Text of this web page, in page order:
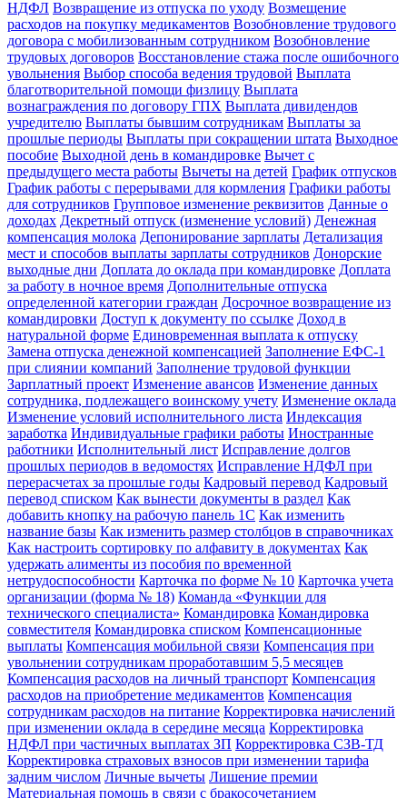
НДФЛ Возвращение из отпуска по уходу Возмещение
расходов на покупку медикаментов Возобновление трудового
договора с мобилизованным сотрудником Возобновление
трудовых договоров Восстановление стажа после ошибочного
увольнения Выбор способа ведения трудовой Выплата
благотворительной помощи физлицу Выплата
вознаграждения по договору ГПХ Выплата дивидендов
учредителю Выплаты бывшим сотрудникам Выплаты за
прошлые периоды Выплаты при сокращении штата Выходное
пособие Выходной день в командировке Вычет с
предыдущего места работы Вычеты на детей График отпусков
График работы с перерывами для кормления Графики работы
для сотрудников Групповое изменение реквизитов Данные о
доходах Декретный отпуск (изменение условий) Денежная
компенсация молока Депонирование зарплаты Детализация
мест и способов выплаты зарплаты сотрудников Донорские
выходные дни Доплата до оклада при командировке Доплата
за работу в ночное время Дополнительные отпуска
определенной категории граждан Досрочное возвращение из
командировки Доступ к документу по ссылке Доход в
натуральной форме Единовременная выплата к отпуску
Замена отпуска денежной компенсацией Заполнение ЕФС-1
при слиянии компаний Заполнение трудовой функции
Зарплатный проект Изменение авансов Изменение данных
сотрудника, подлежащего воинскому учету Изменение оклада
Изменение условий исполнительного листа Индексация
заработка Индивидуальные графики работы Иностранные
работники Исполнительный лист Исправление долгов
прошлых периодов в ведомостях Исправление НДФЛ при
перерасчетах за прошлые годы Кадровый перевод Кадровый
перевод списком Как вынести документы в раздел Как
добавить кнопку на рабочую панель 1С Как изменить
название базы Как изменить размер столбцов в справочниках
Как настроить сортировку по алфавиту в документах Как
удержать алименты из пособия по временной
нетрудоспособности Карточка по форме № 10 Карточка учета
организации (форма № 18) Команда «Функции для
технического специалиста» Командировка Командировка
совместителя Командировка списком Компенсационные
выплаты Компенсация мобильной связи Компенсация при
увольнении сотрудникам проработавшим 5,5 месяцев
Компенсация расходов на личный транспорт Компенсация
расходов на приобретение медикаментов Компенсация
сотрудникам расходов на питание Корректировка начислений
при изменении оклада в середине месяца Корректировка
НДФЛ при частичных выплатах ЗП Корректировка СЗВ-ТД
Корректировка страховых взносов при изменении тарифа
задним числом Личные вычеты Лишение премии
Материальная помощь в связи с бракосочетанием